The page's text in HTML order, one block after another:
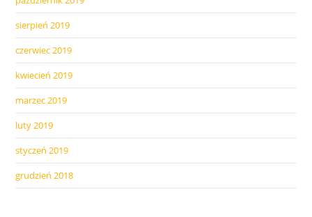
sierpień 2019
czerwiec 2019
kwiecień 2019
marzec 2019
luty 2019
styczeń 2019
grudzień 2018